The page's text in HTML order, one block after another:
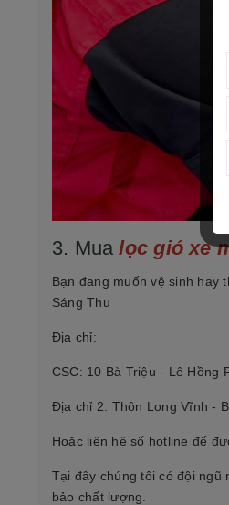
3. Mua lọc gió xe
Bạn đang muốn vệ sinh hay
Sáng Thu
Địa chỉ:
CSC: 10 Bà Triệu - Lê Hồng
Địa chỉ 2: Thôn Long Vĩnh -
Hoặc liên hệ số hotline để
Tại đây chúng tôi có đội ngũ
bảo chất lượng.